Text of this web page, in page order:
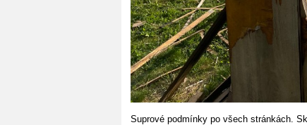
Suprové podmínky po všech stránkách.